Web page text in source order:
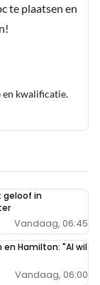
te plaatsen en
en kwalificatie.
geloof in
Vandaag, 06:45
Hamilton: "Al wil
Vandaag, 06:00